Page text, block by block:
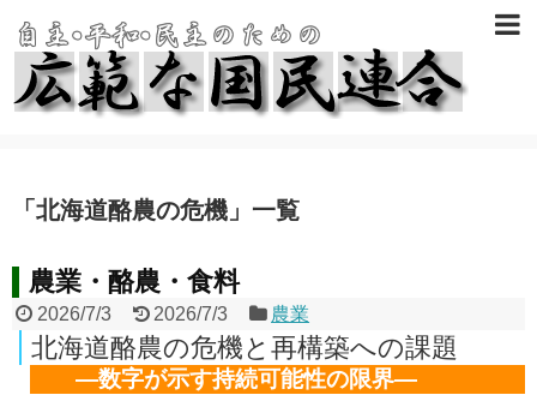
「 北海道酪農の危機 」 一覧
農業・酪農・食料
2026/7/3 2026/7/3 農業
北海道酪農の危機と再構築への課題
―数字が示す持続可能性の限界―